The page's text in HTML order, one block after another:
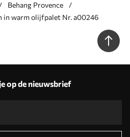
Behang Provence
in warm olijfpalet Nr. a00246
op de nieuwsbrief